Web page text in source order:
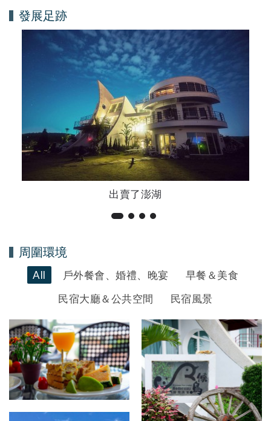
發展足跡
創造新價值的推手－林家慶
周圍環境
All 戶外餐會、婚禮、晚宴
早餐＆美食
民宿大廳＆公共空間
民宿風景